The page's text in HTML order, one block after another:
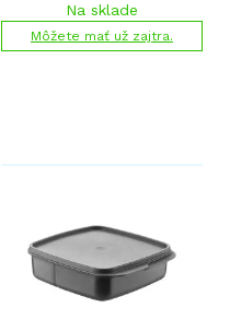
Na sklade
Môžete mať už zajtra.